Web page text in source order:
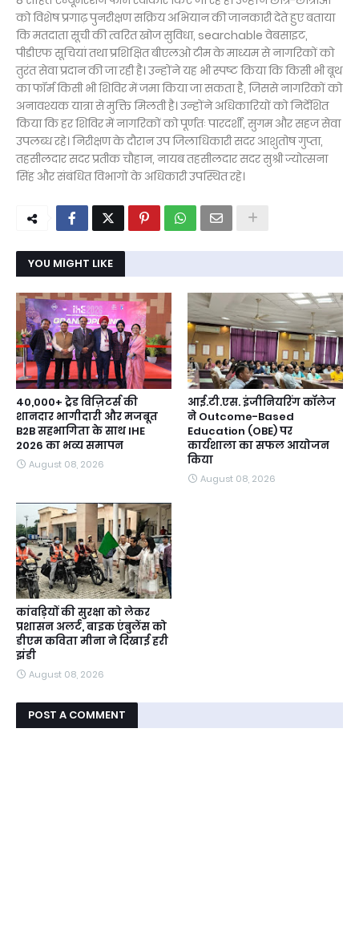
को विशेष प्रगाढ़ पुनरीक्षण सक्रिय अभियान की जानकारी देते हुए बताया
कि मतदाता सूची की त्वरित खोज सुविधा, searchable वेबसाइट,
पीडीएफ सूचियां तथा प्रशिक्षित बीएलओ टीम के माध्यम से नागरिकों को
तुरंत सेवा प्रदान की जा रही है। उन्होंने यह भी स्पष्ट किया कि किसी भी बूथ
का फॉर्म किसी भी शिविर में जमा किया जा सकता है, जिससे नागरिकों को
अनावश्यक यात्रा से मुक्ति मिलती है। उन्होंने अधिकारियों को निर्देशित
किया कि हर शिविर में नागरिकों को पूर्णतः पारदर्शी, सुगम और सहज सेवा
उपलब्ध रहे। निरीक्षण के दौरान उप जिलाधिकारी सदर आशुतोष गुप्ता,
तहसीलदार सदर प्रतीक चौहान, नायब तहसीलदार सदर सुश्री ज्योत्सना
सिंह और संबंधित विभागों के अधिकारी उपस्थित रहे।
YOU MIGHT LIKE
40,000+ ट्रेड विज़िटर्स की
शानदार भागीदारी और मजबूत
B2B सहभागिता के साथ IHE
2026 का भव्य समापन
August 08, 2026
आई.टी.एस. इंजीनियरिंग कॉलेज
ने Outcome-Based
Education (OBE) पर
कार्यशाला का सफल आयोजन
किया
August 08, 2026
कांवड़ियों की सुरक्षा को लेकर
प्रशासन अलर्ट, बाइक एंबुलेंस को
डीएम कविता मीना ने दिखाई हरी
झंडी
August 08, 2026
POST A COMMENT